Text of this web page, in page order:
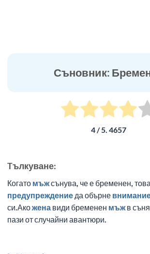
Съновник:
4/ 5. 4657
Tълкуване:
Когато мъжсънува, че е бременен,
предупреждение да обърне
си.Акожена види бременен мъжв съня
пази от случайни авантюри.